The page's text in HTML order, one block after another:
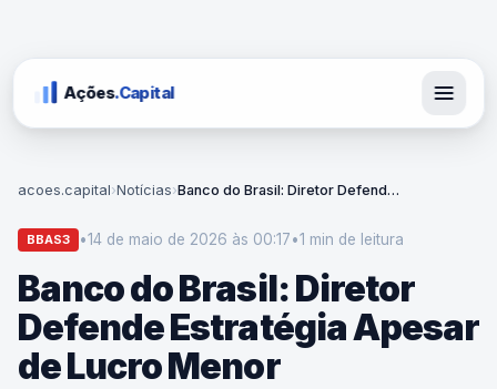
Ações.Capital
acoes.capital›Notícias› Banco do Brasil: Diretor Defende Estratégia Apesar de Lucro Menor
BBAS3 •14 de maio de 2026 às 00:17•1 min de leitura
Banco do Brasil: Diretor
Defende Estratégia Apesar
de Lucro Menor